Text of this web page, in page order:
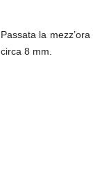
Passata la
circa 8 mm.